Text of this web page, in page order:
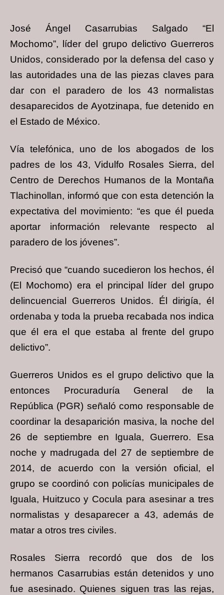
José Ángel Casarrubias Salgado “El
Mochomo”, líder del grupo delictivo Guerreros
Unidos, considerado por la defensa del caso y
las autoridades una de las piezas claves para
dar con el paradero de los 43 normalistas
desaparecidos de Ayotzinapa, fue detenido en
el Estado de México.
Vía telefónica, uno de los abogados de los
padres de los 43, Vidulfo Rosales Sierra, del
Centro de Derechos Humanos de la Montaña
Tlachinollan, informó que con esta detención la
expectativa del movimiento: “es que él pueda
aportar información relevante respecto al
paradero de los jóvenes”.
Precisó que “cuando sucedieron los hechos, él
(El Mochomo) era el principal líder del grupo
delincuencial Guerreros Unidos. Él dirigía, él
ordenaba y toda la prueba recabada nos indica
que él era el que estaba al frente del grupo
delictivo”.
Guerreros Unidos es el grupo delictivo que la
entonces Procuraduría General de la
República (PGR) señaló como responsable de
coordinar la desaparición masiva, la noche del
26 de septiembre en Iguala, Guerrero. Esa
noche y madrugada del 27 de septiembre de
2014, de acuerdo con la versión oficial, el
grupo se coordinó con policías municipales de
Iguala, Huitzuco y Cocula para asesinar a tres
normalistas y desaparecer a 43, además de
matar a otros tres civiles.
Rosales Sierra recordó que dos de los
hermanos Casarrubias están detenidos y uno
fue asesinado. Quienes siguen tras las rejas,